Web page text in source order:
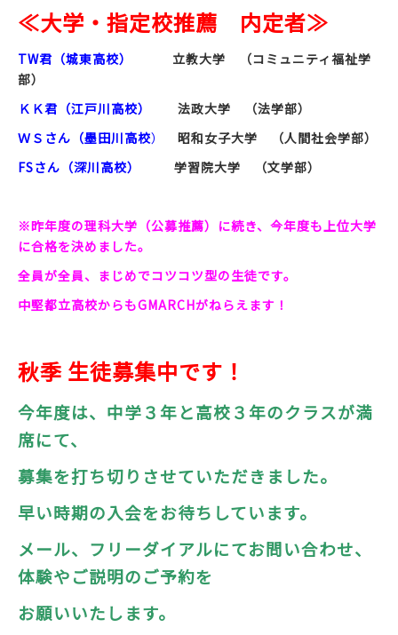
≪大学・指定校推薦 内定者≫
TW君（城東高校）
立教大学 （コミュニティ福祉学
部）
ＫＫ君（江戸川高校） 法政大学 （法学部）
ＷＳさん（墨田川高校） 昭和女子大学 （人間社会学部）
FSさん（深川高校） 学習院大学 （文学部）
※昨年度の理科大学（公募推薦）に続き、今年度も上位大学
に合格を決めました。
全員が全員、まじめでコツコツ型の生徒です。
中堅都立高校からもGMARCHがねらえます！
秋季 生徒募集中です！
今年度は、中学３年と高校３年のクラスが満
席にて、
募集を打ち切りさせていただきました。
早い時期の入会をお待ちしています。
メール、フリーダイアルにてお問い合わせ、
体験やご説明のご予約を
お願いいたします。